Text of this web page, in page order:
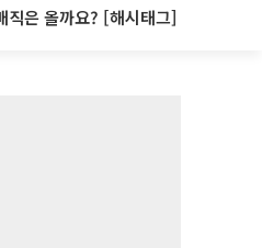
은 올까요? [해시태그]